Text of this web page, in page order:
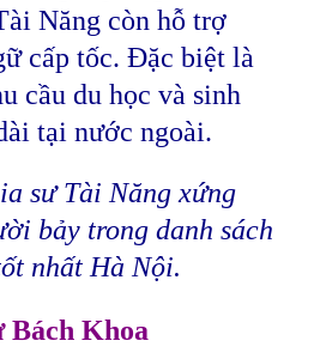
Năng còn hỗ trợ
cấp tốc. Đặc biệt là
cầu du học và sinh
tại nước ngoài.
sư Tài Năng xứng
bảy trong danh sách
nhất Hà Nội.
Bách Khoa